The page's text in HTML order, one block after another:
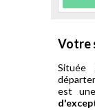
Votre
est